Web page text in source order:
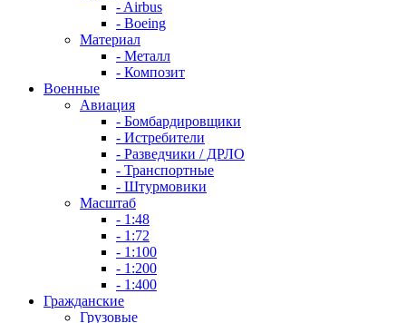
- Airbus
- Boeing
Материал
- Металл
- Композит
Военные
Авиация
- Бомбардировщики
- Истребители
- Разведчики / ДРЛО
- Транспортные
- Штурмовики
Масштаб
- 1:48
- 1:72
- 1:100
- 1:200
- 1:400
Гражданские
Грузовые